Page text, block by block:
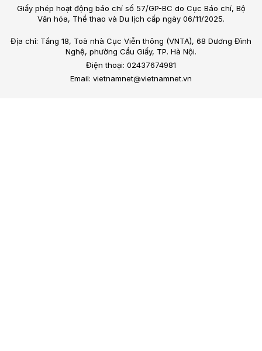
Giấy phép hoạt động báo chí số 57/GP-BC do Cục Báo chí, Bộ
Văn hóa, Thể thao và Du lịch cấp ngày 06/11/2025.
Địa chỉ: Tầng 18, Toà nhà Cục Viễn thông (VNTA), 68 Dương Đình
Nghệ, phường Cầu Giấy, TP. Hà Nội.
Điện thoại: 02437674981
Email: vietnamnet@vietnamnet.vn